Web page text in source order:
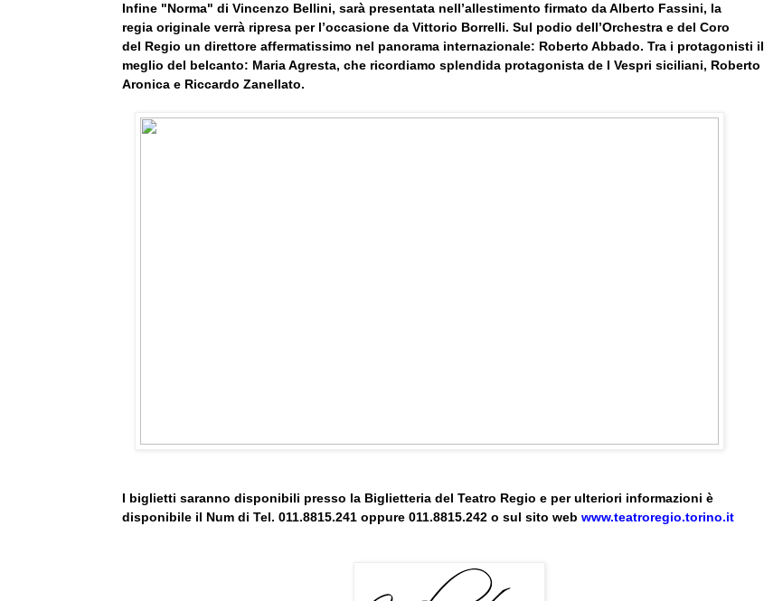
Infine "Norma" di Vincenzo Bellini, sarà presentata nell’allestimento firmato da Alberto Fassini, la
regia originale verrà ripresa per l’occasione da Vittorio Borrelli. Sul podio dell’Orchestra e del Coro
del Regio un direttore affermatissimo nel panorama internazionale: Roberto Abbado. Tra i protagonisti il
meglio del belcanto: Maria Agresta, che ricordiamo splendida protagonista de I Vespri siciliani, Roberto
Aronica e Riccardo Zanellato.
I biglietti saranno disponibili presso la Biglietteria del Teatro Regio e per ulteriori informazioni è
disponibile il Num di Tel. 011.8815.241 oppure 011.8815.242 o sul sito web www.teatroregio.torino.it